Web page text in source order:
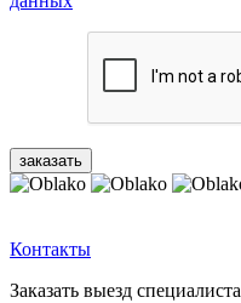
Контакты
Заказать выезд специалиста